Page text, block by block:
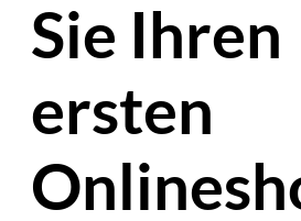
Sie Ihren
ersten